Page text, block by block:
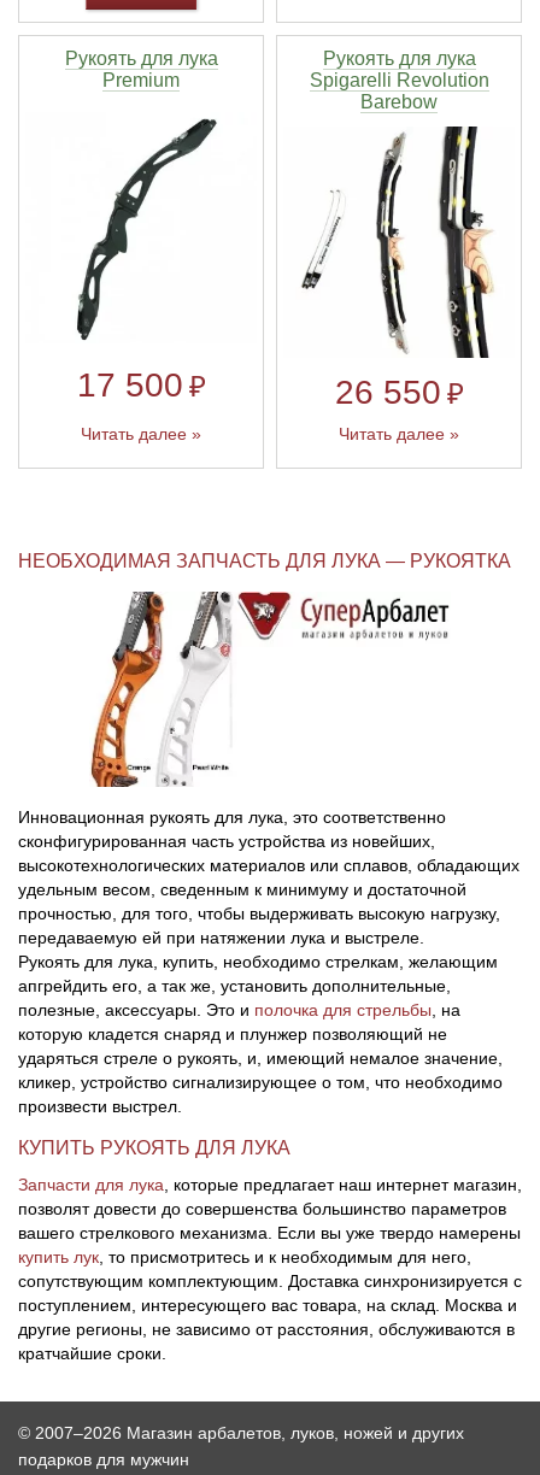
Рукоять для лука
Premium
17 500 ₽
Читать далее »
Рукоять для лука
Spigarelli Revolution
Barebow
26 550 ₽
Читать далее »
НЕОБХОДИМАЯ ЗАПЧАСТЬ ДЛЯ ЛУКА — РУКОЯТКА
Инновационная рукоять для лука, это соответственно
сконфигурированная часть устройства из новейших,
высокотехнологических материалов или сплавов, обладающих
удельным весом, сведенным к минимуму и достаточной
прочностью, для того, чтобы выдерживать высокую нагрузку,
передаваемую ей при натяжении лука и выстреле.
Рукоять для лука, купить, необходимо стрелкам, желающим
апгрейдить его, а так же, установить дополнительные,
полезные, аксессуары. Это и полочка для стрельбы , на
которую кладется снаряд и плунжер позволяющий не
ударяться стреле о рукоять, и, имеющий немалое значение,
кликер, устройство сигнализирующее о том, что необходимо
произвести выстрел.
КУПИТЬ РУКОЯТЬ ДЛЯ ЛУКА
Запчасти для лука , которые предлагает наш интернет магазин,
позволят довести до совершенства большинство параметров
вашего стрелкового механизма. Если вы уже твердо намерены
купить лук , то присмотритесь и к необходимым для него,
сопутствующим комплектующим. Доставка синхронизируется с
поступлением, интересующего вас товара, на склад. Москва и
другие регионы, не зависимо от расстояния, обслуживаются в
кратчайшие сроки.
© 2007–2026 Магазин арбалетов, луков, ножей и других
подарков для мужчин